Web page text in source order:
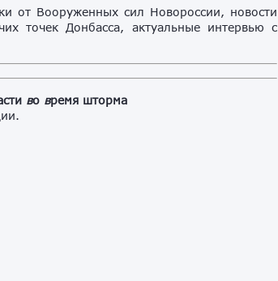
от Вооруженных сил Новороссии, новости
точек Донбасса, актуальные интервью с
во время шторма